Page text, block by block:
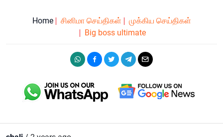
Home சினிமா செய்திகள்
முக்கிய செய்திகள்
Big boss ultimate